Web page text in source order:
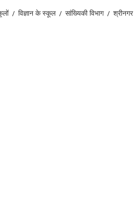
विज्ञान के स्कूल सांख्यिकी विभाग श्रीनगर